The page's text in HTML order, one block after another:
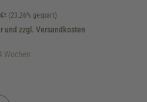
(23.26% gespart)
und zzgl. Versandkosten
Wochen